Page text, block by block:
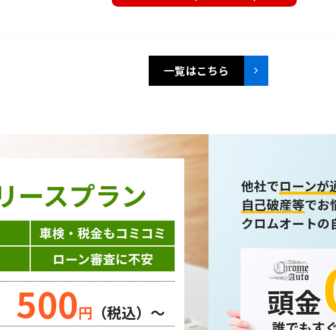
一覧はこちら
ースプラン
車検・税金もコミコミ
ローン審査に不安
500円 （税込）～
他社でローンが
自己破産等でお
クロムオートの
頭金